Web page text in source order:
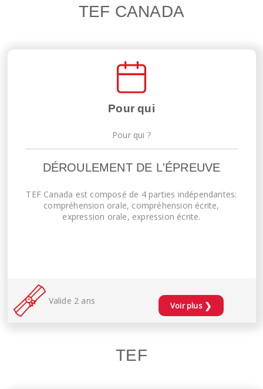
TEF CANADA
Pour qui
Pour qui ?
DÉROULEMENT DE L'ÉPREUVE
TEF Canada est composé de 4 parties indépendantes:
compréhension orale, compréhension écrite,
expression orale, expression écrite.
Valide 2 ans Voir plus ❯
TEF